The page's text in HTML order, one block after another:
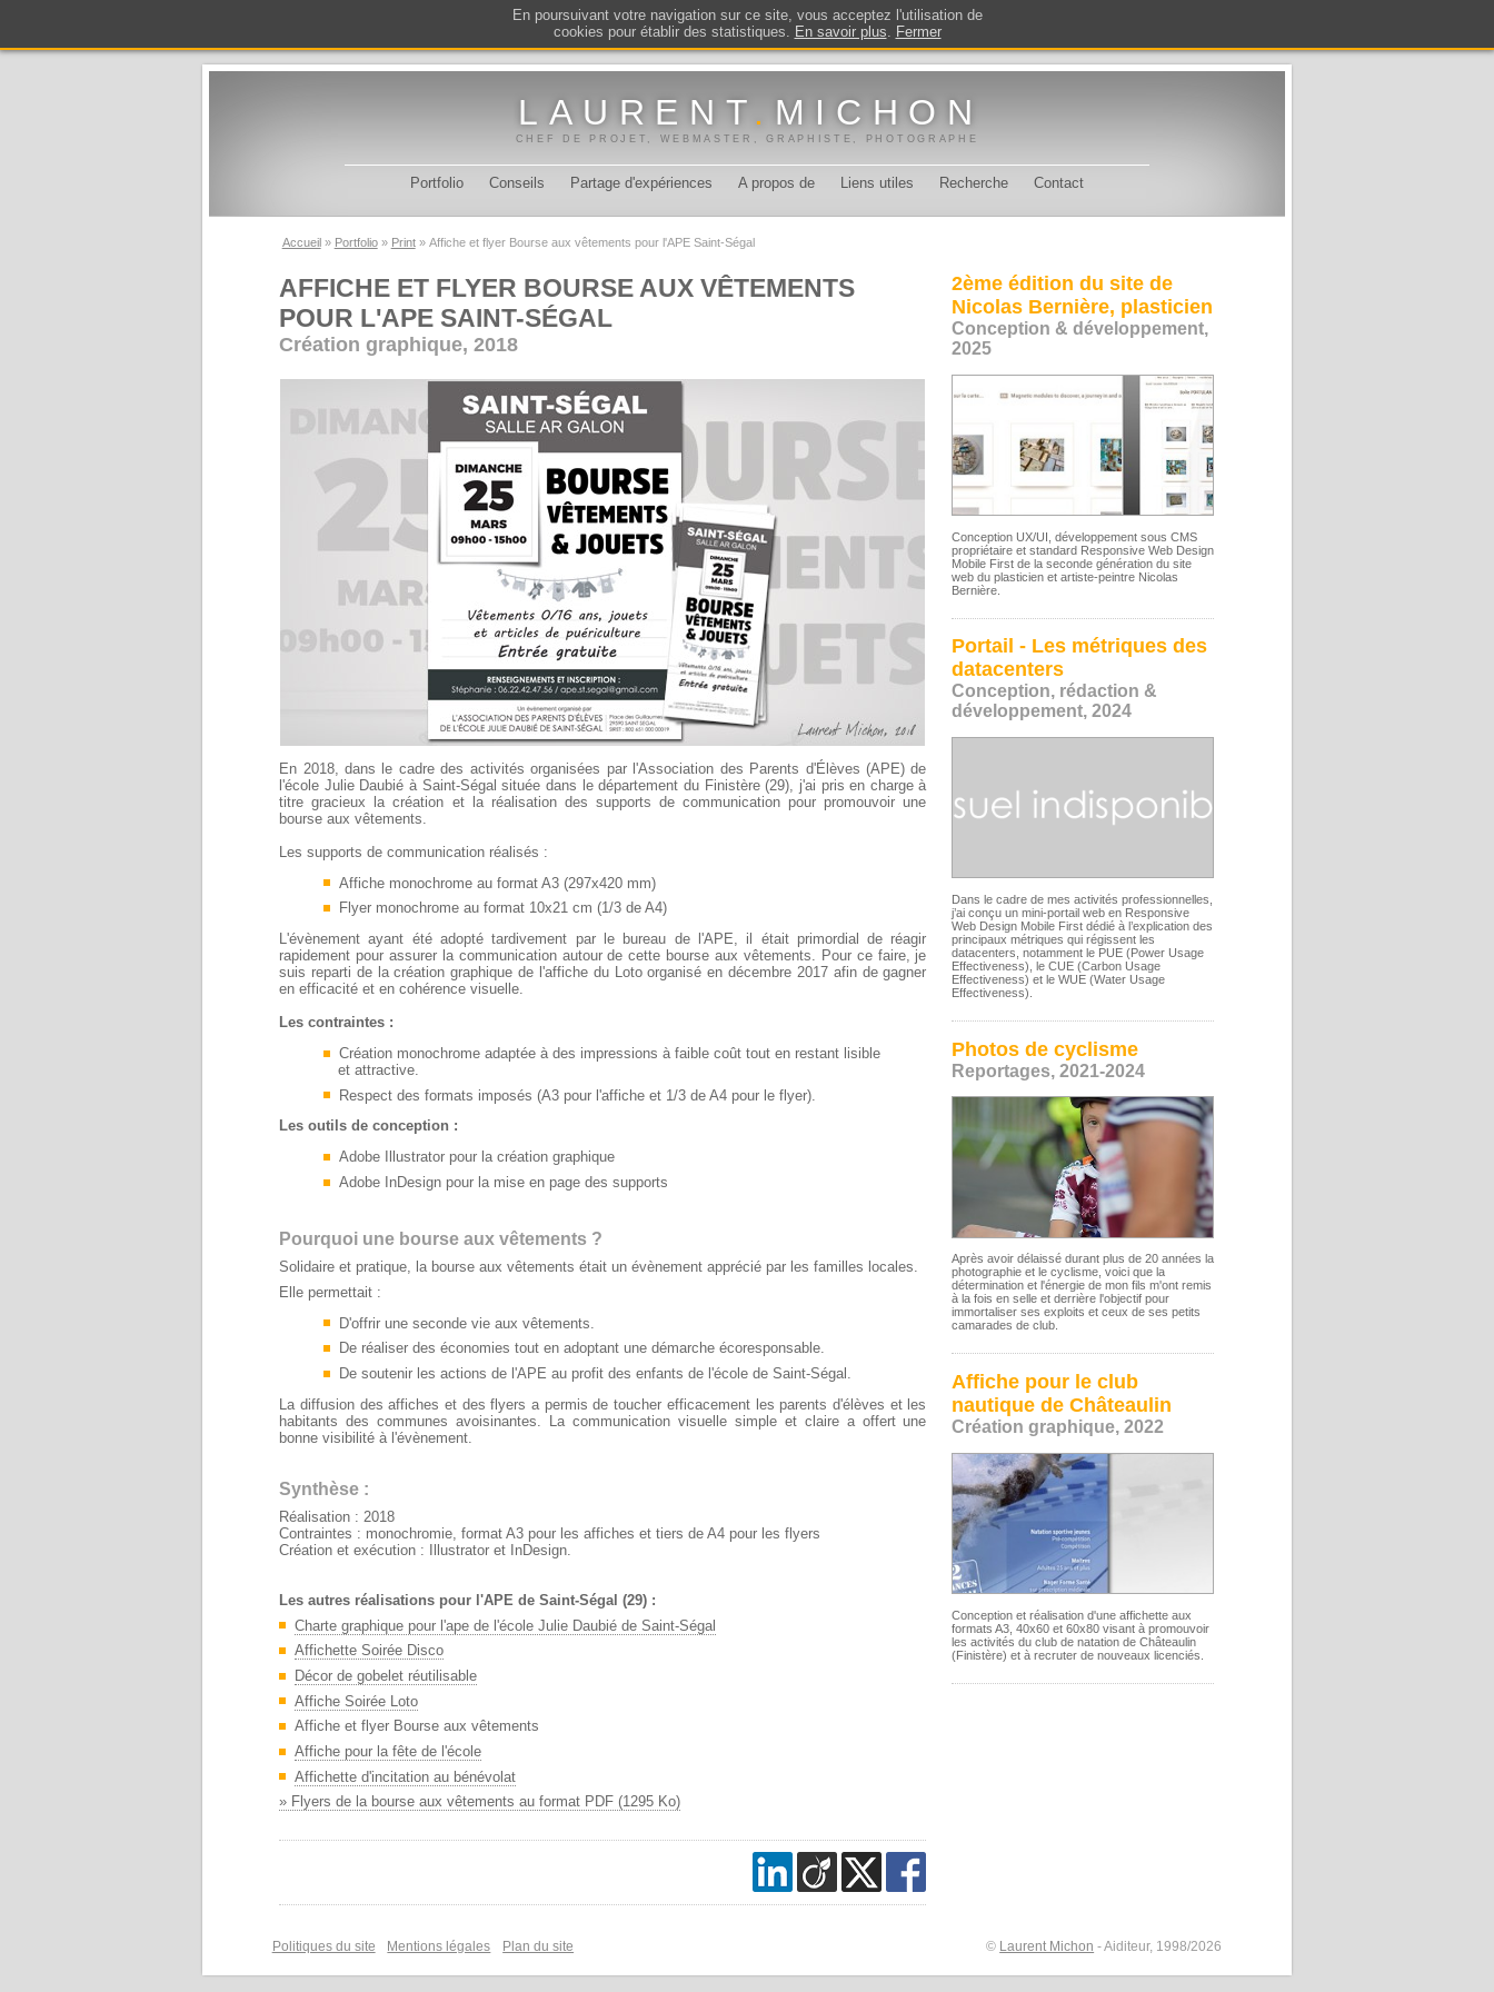
En poursuivant votre navigation sur ce site, vous acceptez l'utilisation de
cookies pour établir des statistiques. En savoir plus. Fermer
LAURENT. MICHON
CHEF DE PROJET, WEBMASTER, GRAPHISTE, PHOTOGRAPHE
Portfolio Conseils Partage d'expériences A propos de Liens utiles Recherche Contact
Accueil Portfolio Print Affiche et flyer Bourse aux vêtements pour l'APE Saint-Ségal
AFFICHE ET FLYER BOURSE AUX VÊTEMENTS
POUR L'APE SAINT-SÉGAL
Création graphique, 2018
En 2018, dans le cadre des activités organisées par l'Association des Parents d'Élèves (APE) de
l'école Julie Daubié à Saint-Ségal située dans le département du Finistère (29), j'ai pris en charge à
titre gracieux la création et la réalisation des supports de communication pour promouvoir une
bourse aux vêtements.
Les supports de communication réalisés :
Affiche monochrome au format A3 (297x420 mm)
Flyer monochrome au format 10x21 cm (1/3 de A4)
L'évènement ayant été adopté tardivement par le bureau de l'APE, il était primordial de réagir
rapidement pour assurer la communication autour de cette bourse aux vêtements. Pour ce faire, je
suis reparti de la création graphique de l'affiche du Loto organisé en décembre 2017 afin de gagner
en efficacité et en cohérence visuelle.
Les contraintes :
Création monochrome adaptée à des impressions à faible coût tout en restant lisible
et attractive.
Respect des formats imposés (A3 pour l'affiche et 1/3 de A4 pour le flyer).
Les outils de conception :
Adobe Illustrator pour la création graphique
Adobe InDesign pour la mise en page des supports
Pourquoi une bourse aux vêtements ?
Solidaire et pratique, la bourse aux vêtements était un évènement apprécié par les familles locales.
Elle permettait :
D'offrir une seconde vie aux vêtements.
De réaliser des économies tout en adoptant une démarche écoresponsable.
De soutenir les actions de l'APE au profit des enfants de l'école de Saint-Ségal.
La diffusion des affiches et des flyers a permis de toucher efficacement les parents d'élèves et les
habitants des communes avoisinantes. La communication visuelle simple et claire a offert une
bonne visibilité à l'évènement.
Synthèse :
Réalisation : 2018
Contraintes : monochromie, format A3 pour les affiches et tiers de A4 pour les flyers
Création et exécution : Illustrator et InDesign.
Les autres réalisations pour l'APE de Saint-Ségal (29) :
Charte graphique pour l'ape de l'école Julie Daubié de Saint-Ségal
Affichette Soirée Disco
Décor de gobelet réutilisable
Affiche Soirée Loto
Affiche et flyer Bourse aux vêtements
Affiche pour la fête de l'école
Affichette d'incitation au bénévolat
» Flyers de la bourse aux vêtements au format PDF (1295 Ko)
2ème édition du site de
Nicolas Bernière, plasticien
Conception & développement,
2025
Conception UX/UI, développement sous CMS
propriétaire et standard Responsive Web Design
Mobile First de la seconde génération du site
web du plasticien et artiste-peintre Nicolas
Bernière.
Portail - Les métriques des
datacenters
Conception, rédaction &
développement, 2024
Dans le cadre de mes activités professionnelles,
j’ai conçu un mini-portail web en Responsive
Web Design Mobile First dédié à l’explication des
principaux métriques qui régissent les
datacenters, notamment le PUE (Power Usage
Effectiveness), le CUE (Carbon Usage
Effectiveness) et le WUE (Water Usage
Effectiveness).
Photos de cyclisme
Reportages, 2021-2024
Après avoir délaissé durant plus de 20 années la
photographie et le cyclisme, voici que la
détermination et l'énergie de mon fils m'ont remis
à la fois en selle et derrière l'objectif pour
immortaliser ses exploits et ceux de ses petits
camarades de club.
Affiche pour le club
nautique de Châteaulin
Création graphique, 2022
Conception et réalisation d'une affichette aux
formats A3, 40x60 et 60x80 visant à promouvoir
les activités du club de natation de Châteaulin
(Finistère) et à recruter de nouveaux licenciés.
Politiques du site Mentions légales Plan du site © Laurent Michon - Aiditeur, 1998/2026